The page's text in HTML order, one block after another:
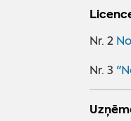
Nr. 2
Nr. 3